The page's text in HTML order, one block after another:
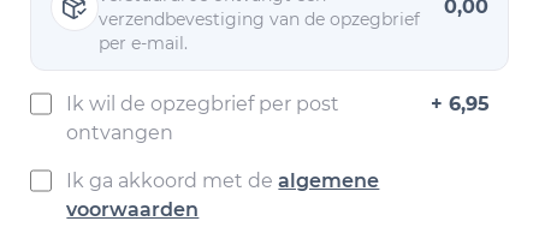
verzendbevestiging van de opzegbrief
per e-mail.
0,00
Ik wil de opzegbrief per post
ontvangen
+ 6,95
Ik ga akkoord met dealgemene
voorwaarden